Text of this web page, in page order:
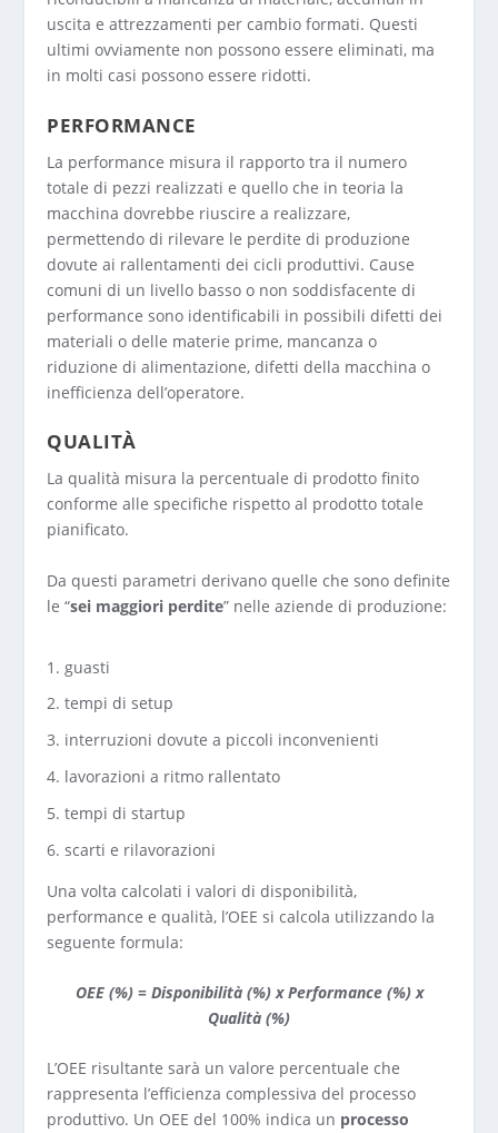
uscita e attrezzamenti per cambio formati. Questi
ultimi ovviamente non possono essere eliminati, ma
in molti casi possono essere ridotti.
PERFORMANCE
La performance misura il rapporto tra il numero
totale di pezzi realizzati e quello che in teoria la
macchina dovrebbe riuscire a realizzare,
permettendo di rilevare le perdite di produzione
dovute ai rallentamenti dei cicli produttivi. Cause
comuni di un livello basso o non soddisfacente di
performance sono identificabili in possibili difetti dei
materiali o delle materie prime, mancanza o
riduzione di alimentazione, difetti della macchina o
inefficienza dell’operatore.
QUALITÀ
La qualità misura la percentuale di prodotto finito
conforme alle specifiche rispetto al prodotto totale
pianificato.
Da questi parametri derivano quelle che sono definite
le “sei maggiori perdite” nelle aziende di produzione:
guasti
tempi di setup
interruzioni dovute a piccoli inconvenienti
lavorazioni a ritmo rallentato
tempi di startup
scarti e rilavorazioni
Una volta calcolati i valori di disponibilità,
performance e qualità, l’OEE si calcola utilizzando la
seguente formula:
OEE (%) = Disponibilità (%) x Performance (%) x
Qualità (%)
L’OEE risultante sarà un valore percentuale che
rappresenta l’efficienza complessiva del processo
produttivo. Un OEE del 100% indica un processo